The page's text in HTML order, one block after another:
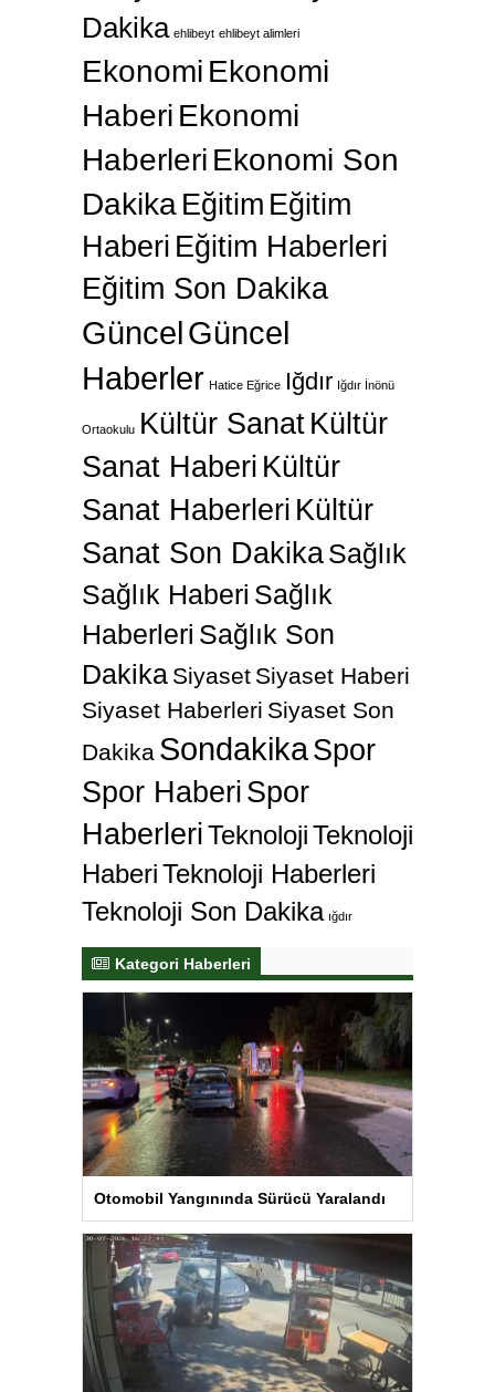
Dakika ehlibeyt ehlibeyt alimleri
Ekonomi Ekonomi
Haberi Ekonomi
Haberleri Ekonomi Son
Dakika Eğitim Eğitim
Haberi Eğitim Haberleri
Eğitim Son Dakika
GüncelGüncel
Haberler Hatice Eğrice Iğdır Iğdır İnönü
Ortaokulu Kültür SanatKültür
Sanat Haberi Kültür
Sanat Haberleri Kültür
Sanat Son DakikaSağlık
Sağlık Haberi Sağlık
Haberleri Sağlık Son
Dakika Siyaset Siyaset Haberi
Siyaset Haberleri Siyaset Son
Dakika SondakikaSpor
Spor Haberi Spor
HaberleriTeknolojiTeknoloji
HaberiTeknoloji Haberleri
Teknoloji Son Dakika ığdır
Kategori Haberleri
Otomobil Yangınında Sürücü Yaralandı